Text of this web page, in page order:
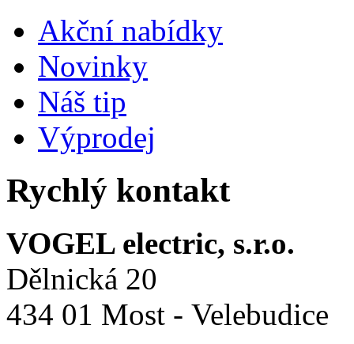
Akční nabídky
Novinky
Náš tip
Výprodej
Rychlý kontakt
VOGEL electric, s.r.o.
Dělnická 20
434 01 Most - Velebudice